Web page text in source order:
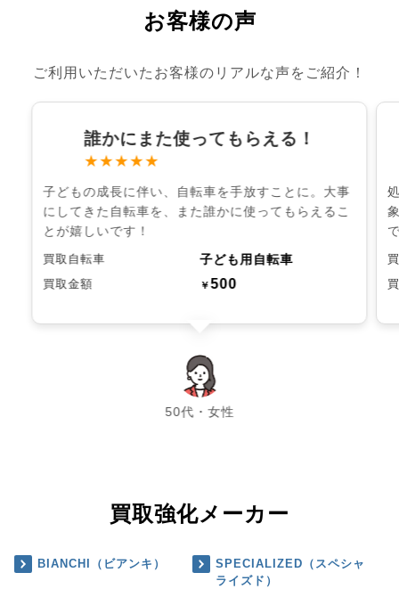
お客様の声
ご利用いただいたお客様のリアルな声をご紹介！
誰かにまた使ってもらえる！
★★★★★
子どもの成長に伴い、自転車を手放すことに。大事
にしてきた自転車を、また誰かに使ってもらえるこ
とが嬉しいです！
買取自転車 子ども用自転車
買取金額 ￥500
50代・女性
chevron_left chevron_right
買取強化メーカー
BIANCHI（ビアンキ）
SPECIALIZED（スペシャ
ライズド）